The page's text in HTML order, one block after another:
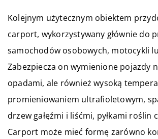
Kolejnym użytecznym obiektem
carport, wykorzystywany głównie do
samochodów osobowych, motocykli
Zabezpiecza on wymienione pojazdy
opadami, ale również wysoką
promieniowaniem ultrafioletowym,
drzew gałęźmi i liśćmi, pyłkami roślin
Carport może mieć formę zarówno